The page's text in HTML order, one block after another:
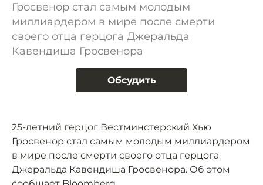
Гросвенор стал самым молодым
миллиардером в мире после смерти
своего отца герцога Джеральда
Кавендиша Гросвенора
Обсудить
25-летний герцог Вестминстерский Хью
Гросвенор стал самым молодым миллиардером
в мире после смерти своего отца герцога
Джеральда Кавендиша Гросвенора. Об этом